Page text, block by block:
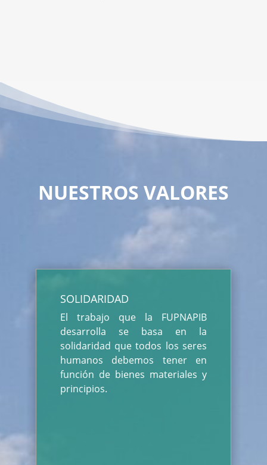
NUESTROS VALORES
SOLIDARIDAD
El trabajo que la FUPNAPIB
desarrolla se basa en la
solidaridad que todos los seres
humanos debemos tener en
función de bienes materiales y
principios.